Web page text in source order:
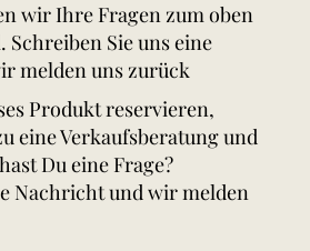
wir Ihre Fragen zum oben
Schreiben Sie uns eine
melden uns zurück
Produkt reservieren,
eine Verkaufsberatung und
Du eine Frage?
Nachricht und wir melden